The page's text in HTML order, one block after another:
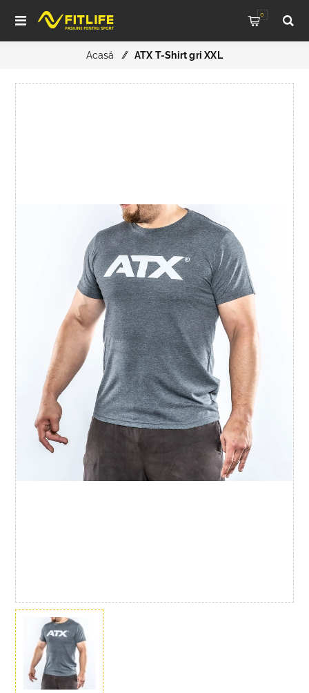
0
Acasă / ATX T-Shirt gri XXL